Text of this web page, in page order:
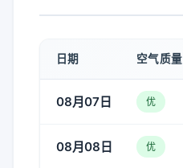
日期 空气质量
08月07日 优
08月08日 优